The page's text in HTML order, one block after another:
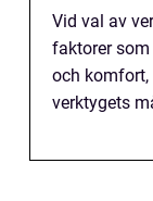
Vid val av
faktorer
och komfort,
verktygets